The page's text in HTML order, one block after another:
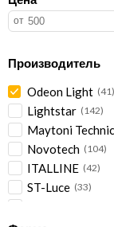
Производитель
Odeon Light 41
Lightstar 142
Maytoni
Novotech 104
ITALLINE 42
ST-Luce 33